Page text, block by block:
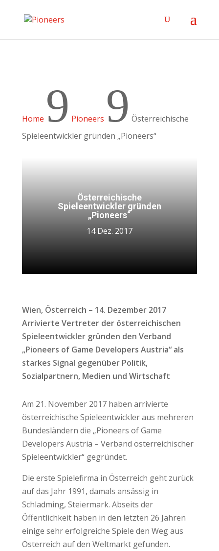
Home 9 Pioneers 9 Österreichische
Spieleentwickler gründen „Pioneers“
Österreichische
Spieleentwickler gründen
„Pioneers“
14 Dez. 2017
Wien, Österreich – 14. Dezember 2017
Arrivierte Vertreter der österreichischen
Spieleentwickler gründen den Verband
„Pioneers of Game Developers Austria“ als
starkes Signal gegenüber Politik,
Sozialpartnern, Medien und Wirtschaft
Am 21. November 2017 haben arrivierte
österreichische Spieleentwickler aus mehreren
Bundesländern die „Pioneers of Game
Developers Austria – Verband österreichischer
Spieleentwickler“ gegründet.
Die erste Spielefirma in Österreich geht zurück
auf das Jahr 1991, damals ansässig in
Schladming, Steiermark. Abseits der
Öffentlichkeit haben in den letzten 26 Jahren
einige sehr erfolgreiche Spiele den Weg aus
Österreich auf den Weltmarkt gefunden.